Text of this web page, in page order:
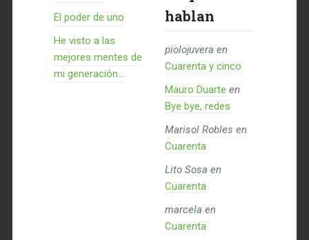
El poder de uno
He visto a las
mejores mentes de
mi generación…
hablan
piolojuvera en
Cuarenta y cinco
Mauro Duarte en
Bye bye, redes
Marisol Robles en
Cuarenta
Lito Sosa en
Cuarenta
marcela en
Cuarenta